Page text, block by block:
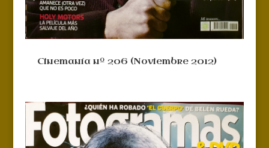
Cinemanía nº 206 (Noviembre 2012)